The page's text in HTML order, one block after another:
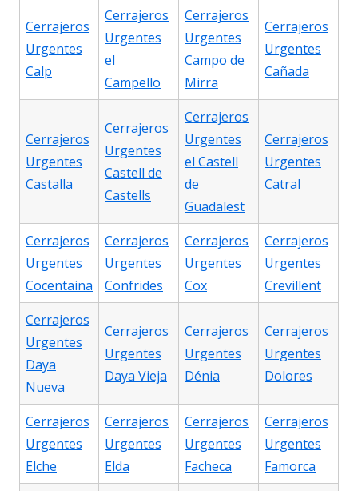
Cerrajeros
Urgentes
Calp
Cerrajeros
Urgentes
el
Campello
Cerrajeros
Urgentes
Campo de
Mirra
Cerrajeros
Urgentes
Cañada
Cerrajeros
Urgentes
Castalla
Cerrajeros
Urgentes
Castell de
Castells
Cerrajeros
Urgentes
el Castell
de
Guadalest
Cerrajeros
Urgentes
Catral
Cerrajeros
Urgentes
Cocentaina
Cerrajeros
Urgentes
Confrides
Cerrajeros
Urgentes
Cox
Cerrajeros
Urgentes
Crevillent
Cerrajeros
Urgentes
Daya
Nueva
Cerrajeros
Urgentes
Daya Vieja
Cerrajeros
Urgentes
Dénia
Cerrajeros
Urgentes
Dolores
Cerrajeros
Urgentes
Elche
Cerrajeros
Urgentes
Elda
Cerrajeros
Urgentes
Facheca
Cerrajeros
Urgentes
Famorca